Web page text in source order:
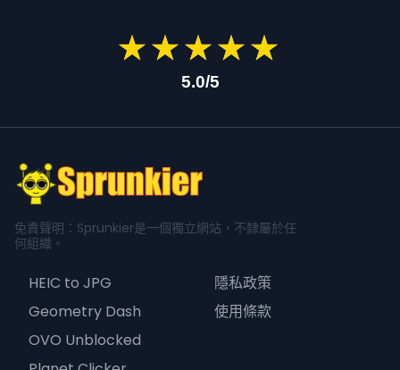
★★★★★
★★★★★
5.0/5
免責聲明：Sprunkier是一個獨立網站，不隸屬於任
何組織。
HEIC to JPG
Geometry Dash
OVO Unblocked
隱私政策
使用條款